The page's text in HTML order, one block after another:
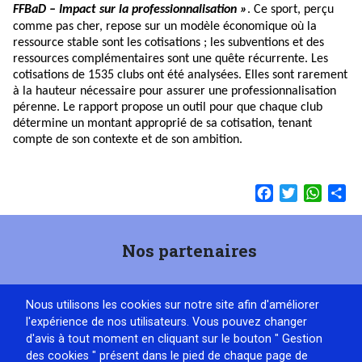
FFBaD – Impact sur la professionnalisation ». Ce sport, perçu
comme pas cher, repose sur un modèle économique où la
ressource stable sont les cotisations ; les subventions et des
ressources complémentaires sont une quête récurrente. Les
cotisations de 1535 clubs ont été analysées. Elles sont rarement
à la hauteur nécessaire pour assurer une professionnalisation
pérenne. Le rapport propose un outil pour que chaque club
détermine un montant approprié de sa cotisation, tenant
compte de son contexte et de son ambition.
FacebookTwitter
Nos partenaires
Nous utilisons les cookies sur notre site afin d'améliorer
l'expérience de nos utilisateurs. Vous pouvez changer
d'avis à tout moment en cliquant sur le bouton " Gestion
des cookies " présent dans le pied de chaque page de